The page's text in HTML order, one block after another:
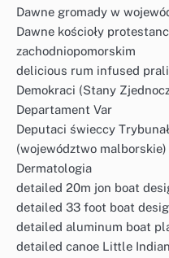
Dawne gromady w
Dawne kościoły
zachodniopomorskim
delicious rum infused
Demokraci (Stany
Departament Var
Deputaci świeccy
(województwo malborskie)
Dermatologia
detailed 20m jon boat
detailed 33 foot boat
detailed aluminum boat
detailed canoe Little Indian